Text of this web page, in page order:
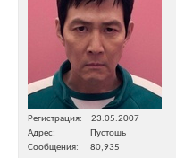
Регистрация
23.05.2007
Адрес
Пустошь
Сообщения
80,935